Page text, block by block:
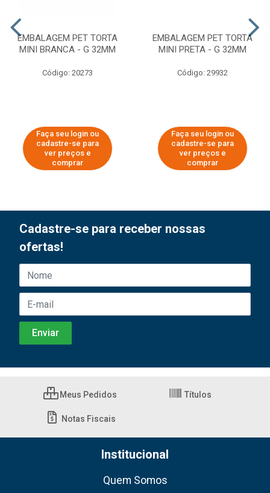
EMBALAGEM PET TORTA
MINI BRANCA - G 32MM
Código: 20273
Faça seu login ou
cadastre-se para
ver preços e
comprar
EMBALAGEM PET TORTA
MINI PRETA - G 32MM
Código: 29932
Faça seu login ou
cadastre-se para
ver preços e
comprar
Cadastre-se para receber nossas
ofertas!
Meus Pedidos Títulos
Notas Fiscais
Institucional
Quem Somos